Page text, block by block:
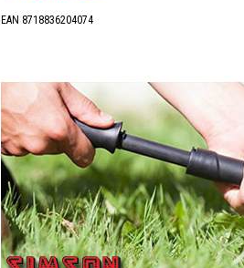
EAN 8718836204074